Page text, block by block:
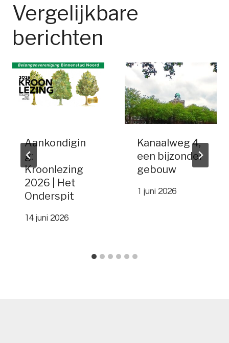
Vergelijkbare
berichten
Aankondigin
g:
Kroonlezing
2026 | Het
Onderspit
14 juni 2026
Kanaalweg 4,
een bijzonder
gebouw
1 juni 2026